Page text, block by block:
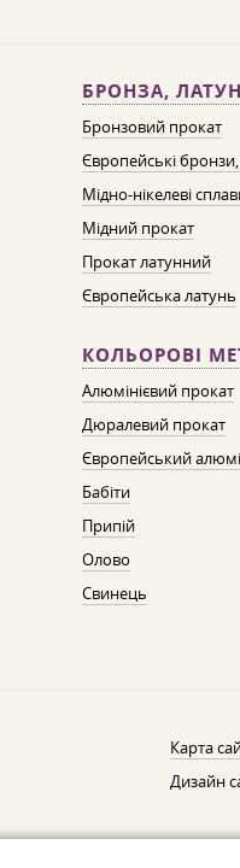
БРОНЗА,
Бронзовий прокат
Європейські бронзи,
Мідно-нікелеві
Мідний прокат
Прокат латунний
Європейська латунь
КОЛЬОРОВІ
Алюмінієвий прокат
Дюралевий прокат
Європейський
Бабіти
Припій
Олово
Свинець
Карта
Дизайн